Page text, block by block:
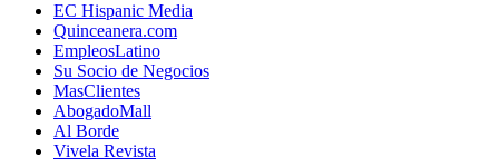
EC Hispanic Media
Quinceanera.com
EmpleosLatino
Su Socio de Negocios
MasClientes
AbogadoMall
Al Borde
Vivela Revista